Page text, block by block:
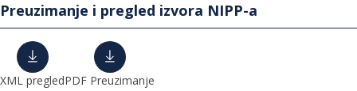
Preuzimanje i pregled izvora NIPP-a
XML pregledPDF Preuzimanje